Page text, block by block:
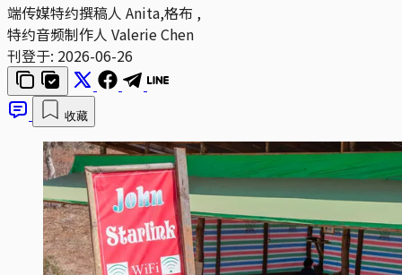
端传媒特约撰稿人 Anita,格布 ,
特约音频制作人 Valerie Chen
刊登于: 2026-06-26
收藏